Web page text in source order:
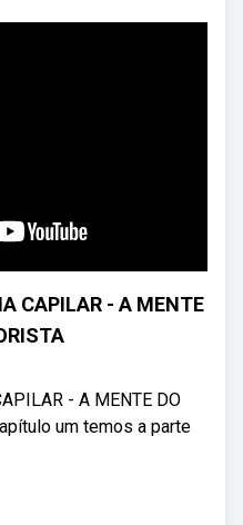
CAPILAR - A MENTE
- A MENTE DO
um temos a parte